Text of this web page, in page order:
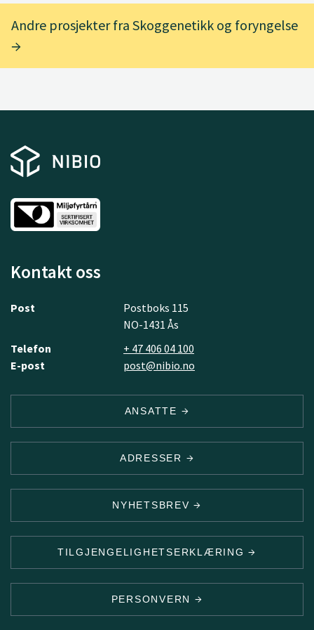
Andre prosjekter fra Skoggenetikk og foryngelse
Kontakt oss
Post
Postboks 115
NO-1431 Ås
Telefon
+ 47 406 04 100
E-post
post@nibio.no
ANSATTE
ADRESSER
NYHETSBREV
TILGJENGELIGHETSERKLÆRING
PERSONVERN